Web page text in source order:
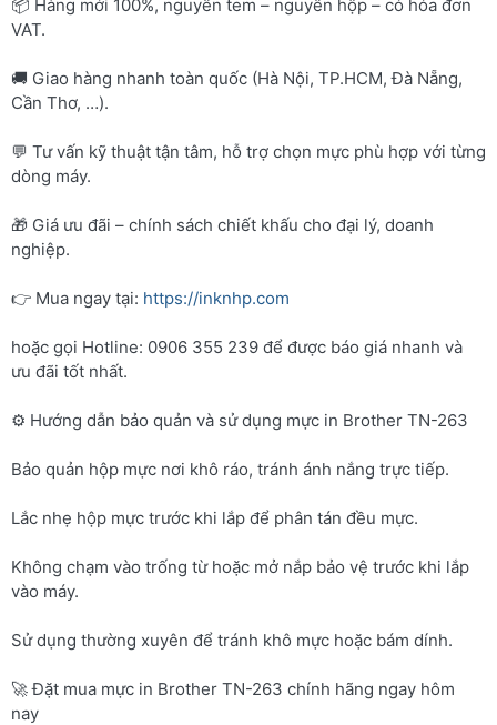
📦 Hàng mới 100%, nguyên tem – nguyên hộp – có hóa đơn
VAT.
🚚 Giao hàng nhanh toàn quốc (Hà Nội, TP.HCM, Đà Nẵng,
Cần Thơ, …).
💬 Tư vấn kỹ thuật tận tâm, hỗ trợ chọn mực phù hợp với từng
dòng máy.
🎁 Giá ưu đãi – chính sách chiết khấu cho đại lý, doanh
nghiệp.
👉 Mua ngay tại: https://inknhp.com
hoặc gọi Hotline: 0906 355 239 để được báo giá nhanh và
ưu đãi tốt nhất.
⚙️ Hướng dẫn bảo quản và sử dụng mực in Brother TN-263
Bảo quản hộp mực nơi khô ráo, tránh ánh nắng trực tiếp.
Lắc nhẹ hộp mực trước khi lắp để phân tán đều mực.
Không chạm vào trống từ hoặc mở nắp bảo vệ trước khi lắp
vào máy.
Sử dụng thường xuyên để tránh khô mực hoặc bám dính.
🚀 Đặt mua mực in Brother TN-263 chính hãng ngay hôm
nay